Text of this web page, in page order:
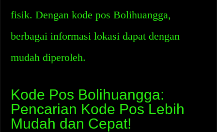
fisik. Dengan kode pos Bolihuangga,
berbagai informasi lokasi dapat dengan
mudah diperoleh.
Kode Pos Bolihuangga:
Pencarian Kode Pos Lebih
Mudah dan Cepat!